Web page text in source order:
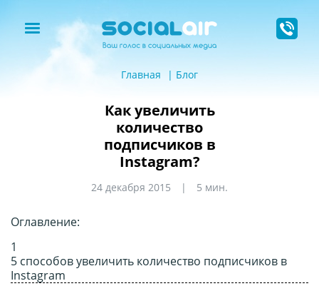
Главная Блог
Как увеличить
количество
подписчиков в
Instagram?
24 декабря 2015 5 мин.
Оглавление:
5 способов увеличить количество подписчиков в
Instagram